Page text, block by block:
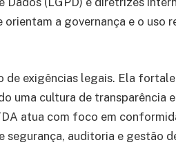
a governança e o uso
de exigências legais. Ela
uma cultura de transparência e
atua com foco em
auditoria e gestão